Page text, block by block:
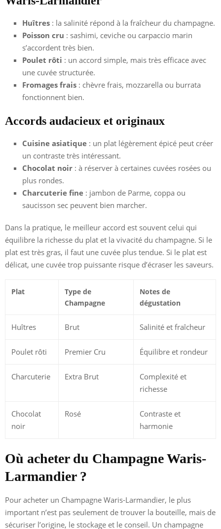
Huîtres : la salinité répond à la fraîcheur du champagne.
Poisson cru : sashimi, ceviche ou carpaccio marin
s’accordent très bien.
Poulet rôti : un accord simple, mais très efficace avec
une cuvée structurée.
Fromages frais : chèvre frais, mozzarella ou burrata
fonctionnent bien.
Accords audacieux et originaux
Cuisine asiatique : un plat légèrement épicé peut créer
un contraste très intéressant.
Chocolat noir : à réserver à certaines cuvées rosées ou
plus rondes.
Charcuterie fine : jambon de Parme, coppa ou
saucisson sec peuvent bien marcher.
Dans la pratique, le meilleur accord est souvent celui qui
équilibre la richesse du plat et la vivacité du champagne. Si le
plat est très gras, il faut une cuvée plus tendue. Si le plat est
délicat, une cuvée trop puissante risque d’écraser les saveurs.
Plat
Type de
Champagne
Notes de
dégustation
Huîtres Brut Salinité et fraîcheur
Poulet rôti Premier Cru Équilibre et rondeur
Charcuterie Extra Brut
Complexité et
richesse
Chocolat
noir
Rosé
Contraste et
harmonie
Où acheter du Champagne Waris-
Larmandier ?
Pour acheter un Champagne Waris-Larmandier, le plus
important n’est pas seulement de trouver la bouteille, mais de
sécuriser l’origine, le stockage et le conseil. Un champagne